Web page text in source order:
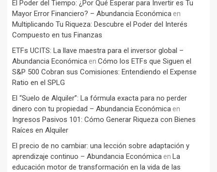
El Poder del Tiempo: ¿Por Qué Esperar para Invertir es Tu
Mayor Error Financiero? – Abundancia Económica en
Multiplicando Tu Riqueza: Descubre el Poder del Interés
Compuesto en tus Finanzas
ETFs UCITS: La llave maestra para el inversor global –
Abundancia Económica en Cómo los ETFs que Siguen el
S&P 500 Cobran sus Comisiones: Entendiendo el Expense
Ratio en el SPLG
El “Suelo de Alquiler”: La fórmula exacta para no perder
dinero con tu propiedad – Abundancia Económica en
Ingresos Pasivos 101: Cómo Generar Riqueza con Bienes
Raíces en Alquiler
El precio de no cambiar: una lección sobre adaptación y
aprendizaje continuo – Abundancia Económica en La
educación motor de transformación en la vida de las